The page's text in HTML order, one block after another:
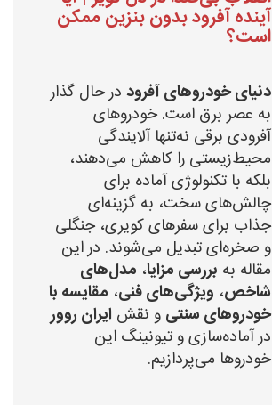
آینده آفرود بدون بنزین ممکن
است؟
دنیای خودروهای آفرود در حال گذار
به عصر برق است. خودروهای
آفرودی برقی نه‌تنها آلایندگی
محیط‌زیستی را کاهش می‌دهند،
بلکه با تکنولوژی آماده برای
چالش‌های سخت، به گزینه‌ای
جذاب برای سفرهای کویری، جنگلی
و صخره‌ای تبدیل می‌شوند. در این
مقاله به بررسی مزایا، مدل‌های
شاخص، ویژگی‌های فنی، مقایسه با
خودروهای سنتی و نقش ایران روور
در آماده‌سازی و تیونینگ این
خودروها می‌پردازیم.